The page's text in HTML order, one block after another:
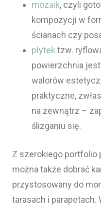
mozaik, czyli
kompozycji w
ścianach czy
płytek tzw.
powierzchnia jest
walorów
praktyczne,
na zewnątrz –
ślizganiu się.
Z szerokiego portfolio
można także dobrać
przystosowany do
tarasach i